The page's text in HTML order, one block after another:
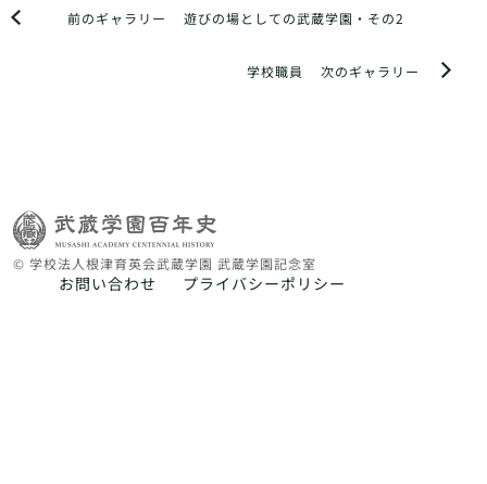
前のギャラリー 遊びの場としての武蔵学園・その2
次のギャラリー
学校職員
© 学校法人根津育英会武蔵学園 武蔵学園記念室
お問い合わせ プライバシーポリシー